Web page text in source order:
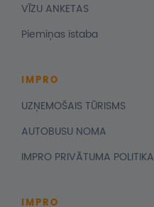
VĪZU ANKETAS
Piemiņas istaba
IMPRO
UZŅEMOŠAIS TŪRISMS
AUTOBUSU NOMA
IMPRO PRIVĀTUMA POLITIKA
IMPRO